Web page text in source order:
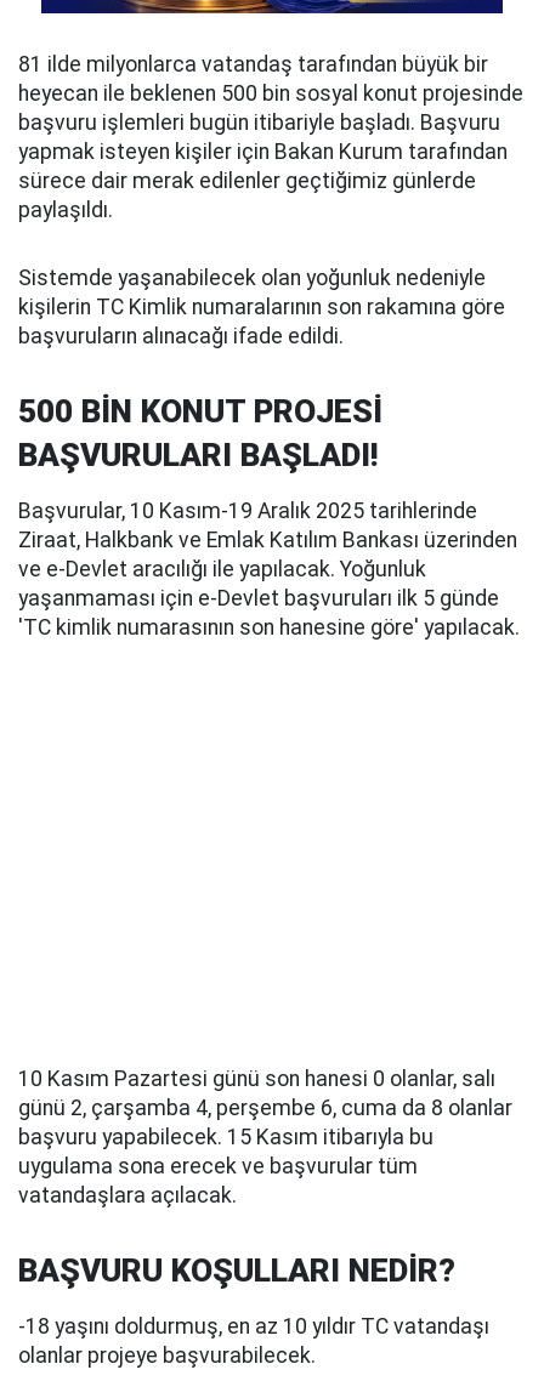
81 ilde milyonlarca vatandaş tarafından büyük bir
heyecan ile beklenen 500 bin sosyal konut projesinde
başvuru işlemleri bugün itibariyle başladı. Başvuru
yapmak isteyen kişiler için Bakan Kurum tarafından
sürece dair merak edilenler geçtiğimiz günlerde
paylaşıldı.
Sistemde yaşanabilecek olan yoğunluk nedeniyle
kişilerin TC Kimlik numaralarının son rakamına göre
başvuruların alınacağı ifade edildi.
500 BİN KONUT PROJESİ
BAŞVURULARI BAŞLADI!
Başvurular, 10 Kasım-19 Aralık 2025 tarihlerinde
Ziraat, Halkbank ve Emlak Katılım Bankası üzerinden
ve e-Devlet aracılığı ile yapılacak. Yoğunluk
yaşanmaması için e-Devlet başvuruları ilk 5 günde
'TC kimlik numarasının son hanesine göre' yapılacak.
10 Kasım Pazartesi günü son hanesi 0 olanlar, salı
günü 2, çarşamba 4, perşembe 6, cuma da 8 olanlar
başvuru yapabilecek. 15 Kasım itibarıyla bu
uygulama sona erecek ve başvurular tüm
vatandaşlara açılacak.
BAŞVURU KOŞULLARI NEDİR?
-18 yaşını doldurmuş, en az 10 yıldır TC vatandaşı
olanlar projeye başvurabilecek.